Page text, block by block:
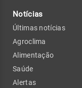
Notícias
Últimas notícias
Agroclima
Alimentação
Saúde
Alertas